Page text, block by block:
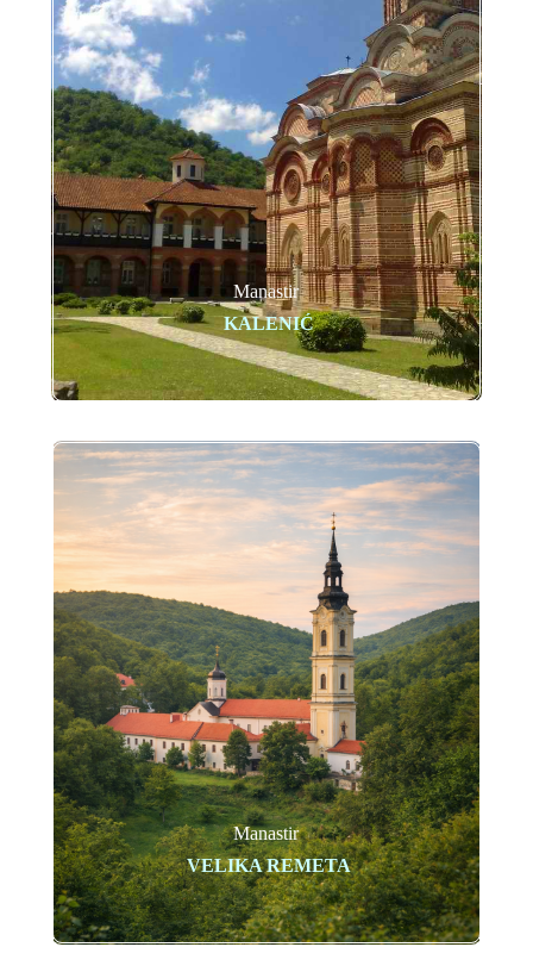
Manastir
KALENIĆ
Manastir
VELIKA REMETA